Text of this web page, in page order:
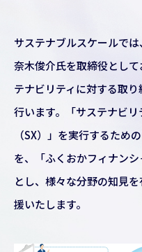
サステナブルスケールで
奈木俊介氏を取締役とし
テナビリティに対する取
行います。「サステナビ
（SX）」を実行するため
を、「ふくおかフィナン
とし、様々な分野の知見
援いたします。